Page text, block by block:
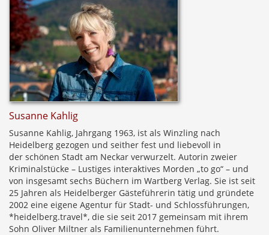
Susanne Kahlig
Susanne Kahlig, Jahrgang 1963, ist als Winzling nach
Heidelberg gezogen und seither fest und liebevoll in
der schönen Stadt am Neckar verwurzelt. Autorin zweier
Kriminalstücke – Lustiges interaktives Morden „to go“ – und
von insgesamt sechs Büchern im Wartberg Verlag. Sie ist seit
25 Jahren als Heidelberger Gästeführerin tätig und gründete
2002 eine eigene Agentur für Stadt- und Schlossführungen,
*heidelberg.travel*, die sie seit 2017 gemeinsam mit ihrem
Sohn Oliver Miltner als Familienunternehmen führt.